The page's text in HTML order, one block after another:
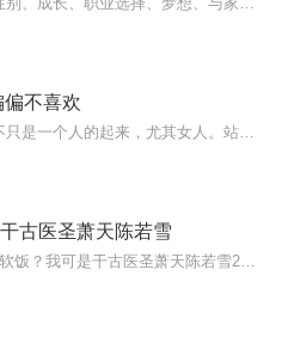
不喜欢
古医圣萧天陈若雪